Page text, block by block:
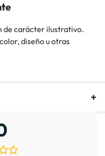
de carácter ilustrativo.
diseño u otras